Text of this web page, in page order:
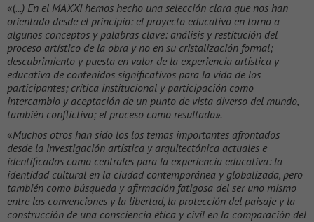
«(...) En el MAXXI hemos hecho una selección clara que nos han
orientado desde el principio: el proyecto educativo en torno a
algunos conceptos y palabras clave: análisis y restitución del
proceso artístico de la obra y no en su cristalización formal;
descubrimiento y puesta en valor de la experiencia artística y
educativa de contenidos significativos para la vida de los
participantes; crítica institucional y participación como
intercambio y aceptación de un punto de vista diverso del mundo,
también conflictivo; el proceso como resultado».
«Muchos otros han sido los los temas importantes afrontados
desde la investigación artística y arquitectónica actuales e
identificados como centrales para la experiencia educativa: la
identidad cultural en la ciudad contemporánea y globalizada, pero
también como búsqueda y afirmación fatigosa del ser uno mismo
entre las convenciones y la libertad, la protección del paisaje y la
construcción de una consciencia ética y civil en la comparación del